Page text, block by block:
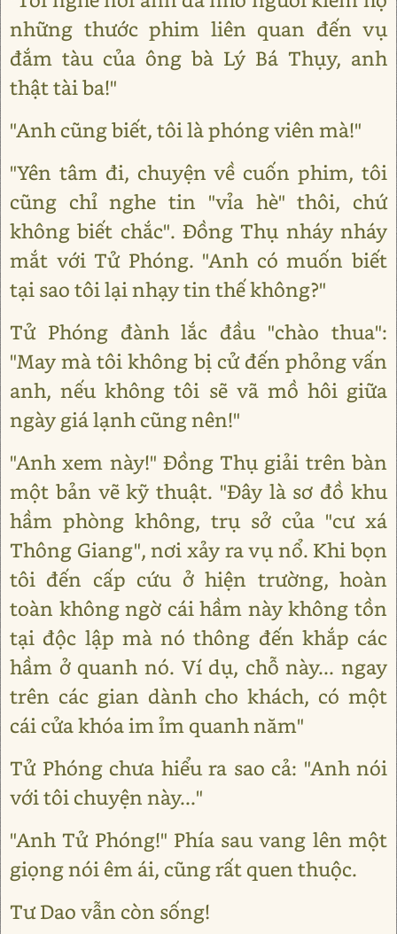
những thước phim liên quan đến vụ
đắm tàu của ông bà Lý Bá Thụy, anh
thật tài ba!"
"Anh cũng biết, tôi là phóng viên mà!"
"Yên tâm đi, chuyện về cuốn phim, tôi
cũng chỉ nghe tin "vỉa hè" thôi, chứ
không biết chắc". Đồng Thụ nháy nháy
mắt với Tử Phóng. "Anh có muốn biết
tại sao tôi lại nhạy tin thế không?"
Tử Phóng đành lắc đầu "chào thua":
"May mà tôi không bị cử đến phỏng vấn
anh, nếu không tôi sẽ vã mồ hôi giữa
ngày giá lạnh cũng nên!"
"Anh xem này!" Đồng Thụ giải trên bàn
một bản vẽ kỹ thuật. "Đây là sơ đồ khu
hầm phòng không, trụ sở của "cư xá
Thông Giang", nơi xảy ra vụ nổ. Khi bọn
tôi đến cấp cứu ở hiện trường, hoàn
toàn không ngờ cái hầm này không tồn
tại độc lập mà nó thông đến khắp các
hầm ở quanh nó. Ví dụ, chỗ này... ngay
trên các gian dành cho khách, có một
cái cửa khóa im ỉm quanh năm"
Tử Phóng chưa hiểu ra sao cả: "Anh nói
với tôi chuyện này..."
"Anh Tử Phóng!" Phía sau vang lên một
giọng nói êm ái, cũng rất quen thuộc.
Tư Dao vẫn còn sống!